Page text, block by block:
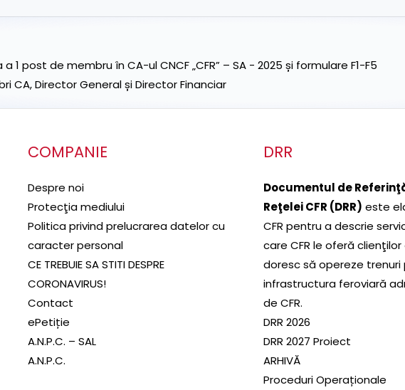
post de membru în CA-ul CNCF „CFR” – SA - 2025 și formulare F1-F5
CA, Director General și Director Financiar
COMPANIE
Despre noi
Protecţia mediului
Politica privind prelucrarea datelor cu
caracter personal
CE TREBUIE SA STITI DESPRE
CORONAVIRUS!
Contact
ePetiție
A.N.P.C. – SAL
A.N.P.C.
DRR
Documentul de
Reţelei CFR (DRR) este
CFR pentru a descrie
care CFR le oferă
doresc să opereze trenuri
infrastructura feroviară
de CFR.
DRR 2026
DRR 2027 Proiect
ARHIVĂ
Proceduri Operaționale